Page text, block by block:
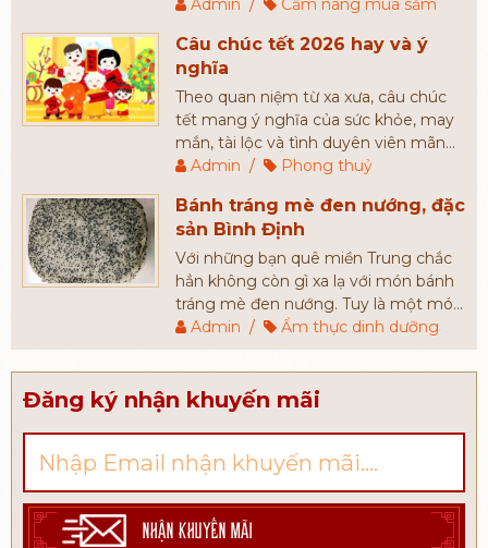
nào, Quà Tết thế hiện cho một lời
Đó chính là lý do mà mỗi dịp năm
mới, người người nhà nhà luôn mong
muốn tìm kiếm những món quà tết
cao cấp, có giá cả phù hợp để tặng
người thân, bạn bè, đối tác,...
Admin / Cẩm nang mua sắm
Câu chúc tết 2026 hay và ý
nghĩa
Theo quan niệm từ xa xưa, câu chúc
tết mang ý nghĩa của sức khỏe, may
mắn, tài lộc và tình duyên viên mãn
cho người được chúc. Câu chúc càng
sẽ đem đến may mắn nhiều hơn cho
gia chủ.
Admin / Phong thuỷ
Bánh tráng mè đen nướng, đặc
sản Bình Định
Với những bạn quê miền Trung chắc
hẳn không còn gì xa lạ với món bánh
tráng mè đen nướng. Tuy là một món
ăn mang nét dân dã, bình dị nhưng
bánh tráng mè đen được rất nhiều
người yêu thích. Hầu hết những du
khách khi đến với Bình Định đều chọn
món bánh này để làm quà tặng người
thân, bạn bè.
Admin / Ẩm thực dinh dưỡng
Đăng ký nhận khuyến mãi
NHẬN KHUYẾN MÃI